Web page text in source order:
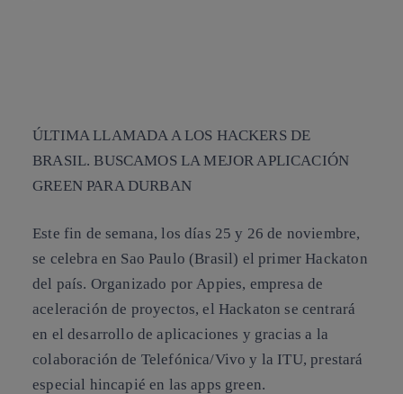
ÚLTIMA LLAMADA A LOS HACKERS DE
BRASIL. BUSCAMOS LA MEJOR APLICACIÓN
GREEN PARA DURBAN
Este fin de semana, los días 25 y 26 de noviembre,
se celebra en Sao Paulo (Brasil) el primerHackaton
del país. Organizado porAppies, empresa de
aceleración de proyectos, el Hackaton se centrará
en el desarrollo de aplicaciones y gracias a la
colaboración de Telefónica/Vivo y la ITU, prestará
especial hincapié en lasapps green.